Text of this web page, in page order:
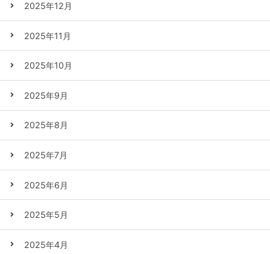
2025年12月
2025年11月
2025年10月
2025年9月
2025年8月
2025年7月
2025年6月
2025年5月
2025年4月